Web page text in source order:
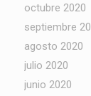
octubre 2020
septiembre
agosto 2020
julio 2020
junio 2020